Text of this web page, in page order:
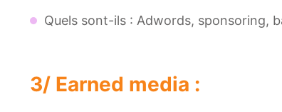
Quels sont-ils : Adwords, sponsoring,
3/ Earned media :